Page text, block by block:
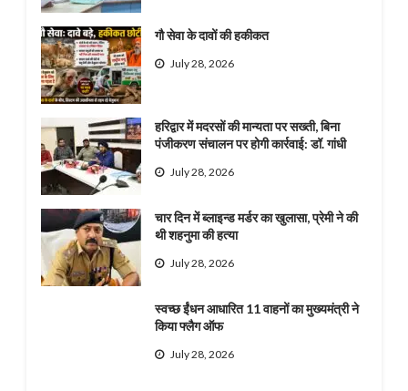
गौ सेवा के दावों की हकीकत
July 28, 2026
हरिद्वार में मदरसों की मान्यता पर सख्ती, बिना
पंजीकरण संचालन पर होगी कार्रवाई: डॉ. गांधी
July 28, 2026
चार दिन में ब्लाइन्ड मर्डर का खुलासा, प्रेमी ने की
थी शहनुमा की हत्या
July 28, 2026
स्वच्छ ईंधन आधारित 11 वाहनों का मुख्यमंत्री ने
किया फ्लैग ऑफ
July 28, 2026